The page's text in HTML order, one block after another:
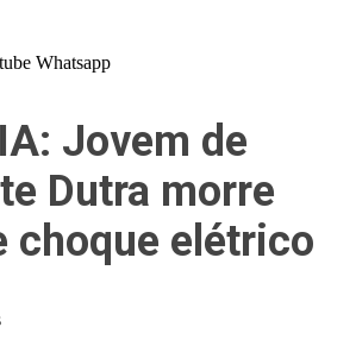
Whatsapp
Jovem de
Dutra morre
choque elétrico